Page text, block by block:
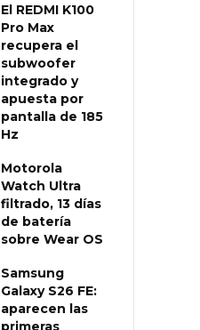
El REDMI K100
Pro Max
recupera el
subwoofer
integrado y
apuesta por
pantalla de 185
Hz
Motorola
Watch Ultra
filtrado, 13 días
de batería
sobre Wear OS
Samsung
Galaxy S26 FE:
aparecen las
primeras